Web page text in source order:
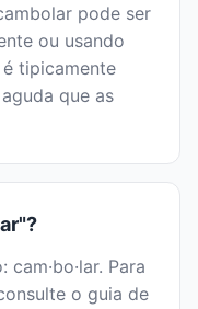
pode ser
ou usando
tipicamente
que as
Para
o guia de